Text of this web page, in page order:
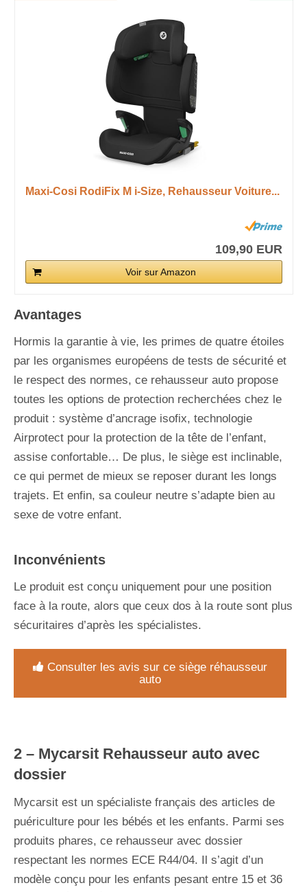
Maxi-Cosi RodiFix M i-Size, Rehausseur Voiture...
109,90 EUR
Voir sur Amazon
Avantages
Hormis la garantie à vie, les primes de quatre étoiles
par les organismes européens de tests de sécurité et
le respect des normes, ce rehausseur auto propose
toutes les options de protection recherchées chez le
produit : système d’ancrage isofix, technologie
Airprotect pour la protection de la tête de l’enfant,
assise confortable… De plus, le siège est inclinable,
ce qui permet de mieux se reposer durant les longs
trajets. Et enfin, sa couleur neutre s’adapte bien au
sexe de votre enfant.
Inconvénients
Le produit est conçu uniquement pour une position
face à la route, alors que ceux dos à la route sont plus
sécuritaires d’après les spécialistes.
Consulter les avis sur ce siège réhausseur
auto
2 – Mycarsit Rehausseur auto avec
dossier
Mycarsit est un spécialiste français des articles de
puériculture pour les bébés et les enfants. Parmi ses
produits phares, ce rehausseur avec dossier
respectant les normes ECE R44/04. Il s’agit d’un
modèle conçu pour les enfants pesant entre 15 et 36